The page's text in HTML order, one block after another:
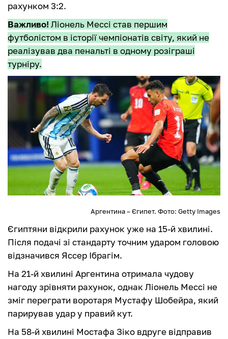
рахунком 3:2.
Важливо! Ліонель Мессі став першим
футболістом в історії чемпіонатів світу, який не
реалізував два пенальті в одному розіграші
турніру.
Аргентина – Єгипет. Фото: Getty Images
Єгиптяни відкрили рахунок уже на 15-й хвилині.
Після подачі зі стандарту точним ударом головою
відзначився Яссер Ібрагім.
На 21-й хвилині Аргентина отримала чудову
нагоду зрівняти рахунок, однак Ліонель Мессі не
зміг переграти воротаря Мустафу Шобейра, який
парирував удар у правий кут.
На 58-й хвилині Мостафа Зіко вдруге відправив